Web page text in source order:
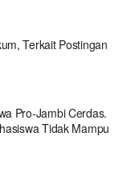
Terkait Postingan
Pro-Jambi Cerdas.
Tidak Mampu